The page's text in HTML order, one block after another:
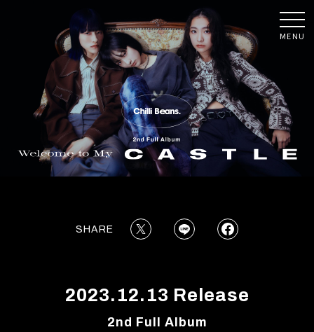
MENU
SHARE
2023.12.13 Release
2nd Full Album